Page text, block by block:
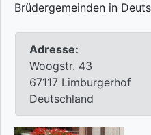
Brüdergemeinden in
Adresse:
Woogstr. 43
67117 Limburgerhof
Deutschland